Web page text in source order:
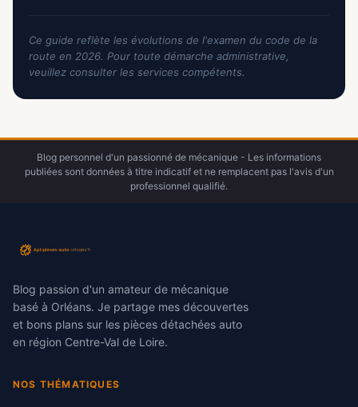
Ce guide reflète les évolutions de l'examen du code de la
route en 2026. Pour toute démarche administrative,
veuillez consulter les services compétents.
Blog personnel d'un passionné de mécanique - Les informations
publiées sont données à titre indicatif et ne remplacent pas l'avis d'un
professionnel qualifié.
Blog passion d'un amateur de mécanique
basé à Orléans. Je partage mes découvertes
et bons plans sur les pièces détachées auto
en région Centre-Val de Loire.
NOS THÉMATIQUES